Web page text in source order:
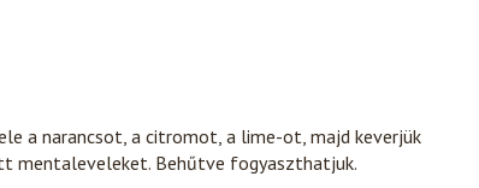
a narancsot, a citromot, a lime-ot, majd keverjük
mentaleveleket. Behűtve fogyaszthatjuk.